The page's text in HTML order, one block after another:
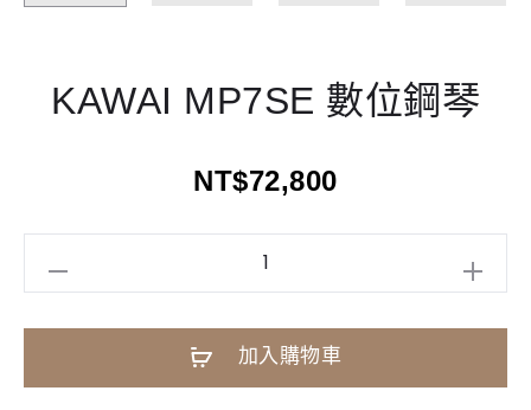
KAWAI MP7SE 數位鋼琴
NT$72,800
MP7SE
數
鋼
加入購物車